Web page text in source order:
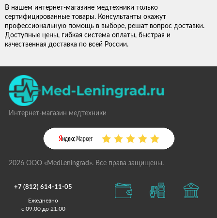
В нашем интернет-магазине медтехники только
сертифицированные товары. Консультанты окажут
профессиональную помощь в выборе, решат вопрос доставки.
Доступные цены, гибкая система оплаты, быстрая и
качественная доставка по всей России.
Интернет-магазин медтехники
2026 ООО «MedLeningrad». Все права защищены.
+7 (812) 614-11-05
Ежедневно
с 09:00 до 21:00